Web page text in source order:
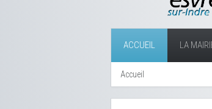
ACCUEIL LA
Accueil